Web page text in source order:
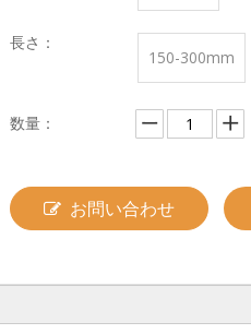
長さ：
150-300mm
数量：
お問い合わせ